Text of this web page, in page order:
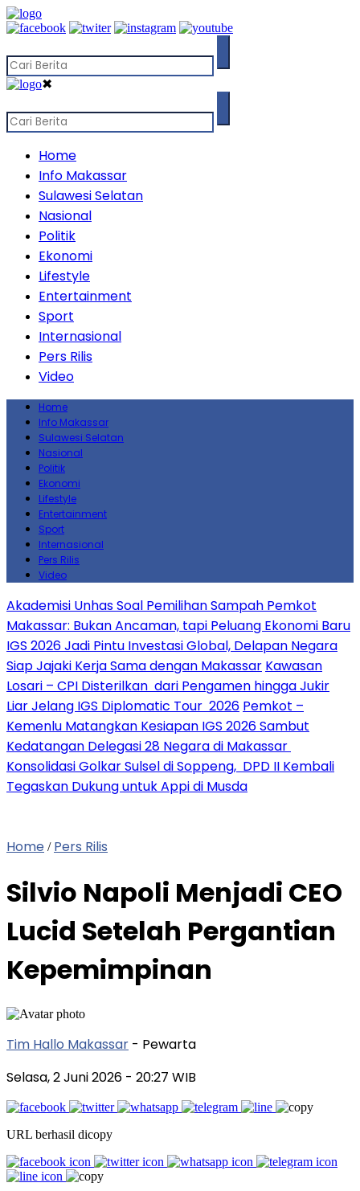
✖
Home
Info Makassar
Sulawesi Selatan
Nasional
Politik
Ekonomi
Lifestyle
Entertainment
Sport
Internasional
Pers Rilis
Video
Home
Info Makassar
Sulawesi Selatan
Nasional
Politik
Ekonomi
Lifestyle
Entertainment
Sport
Internasional
Pers Rilis
Video
Akademisi Unhas Soal Pemilihan Sampah Pemkot
Makassar: Bukan Ancaman, tapi Peluang Ekonomi Baru
IGS 2026 Jadi Pintu Investasi Global, Delapan Negara
Siap Jajaki Kerja Sama dengan Makassar Kawasan
Losari – CPI Disterilkan dari Pengamen hingga Jukir
Liar Jelang IGS Diplomatic Tour 2026 Pemkot –
Kemenlu Matangkan Kesiapan IGS 2026 Sambut
Kedatangan Delegasi 28 Negara di Makassar
Konsolidasi Golkar Sulsel di Soppeng, DPD II Kembali
Tegaskan Dukung untuk Appi di Musda
Home / Pers Rilis
Silvio Napoli Menjadi CEO
Lucid Setelah Pergantian
Kepemimpinan
Tim Hallo Makassar - Pewarta
Selasa, 2 Juni 2026 - 20:27 WIB
URL berhasil dicopy